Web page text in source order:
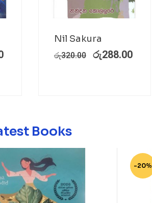
Nil Sakura
රු320.00 රු288.00
Books
-20%